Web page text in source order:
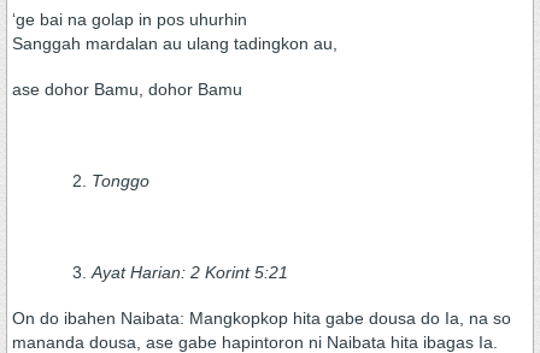
‘ge bai na golap in pos uhurhin
Sanggah mardalan au ulang tadingkon au,
ase dohor Bamu, dohor Bamu
Tonggo
Ayat Harian: 2 Korint 5:21
On do ibahen Naibata: Mangkopkop hita gabe dousa do Ia, na so
mananda dousa, ase gabe hapintoron ni Naibata hita ibagas Ia.